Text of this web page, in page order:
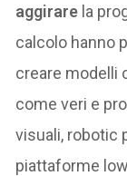
aggirare la
calcolo hanno
creare modelli
come veri e
visuali, robotic
piattaforme